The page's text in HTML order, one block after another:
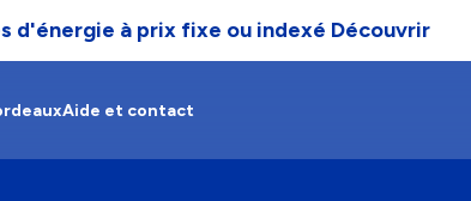
d'énergie à prix fixe ou indexé Découvrir
Aide et contact